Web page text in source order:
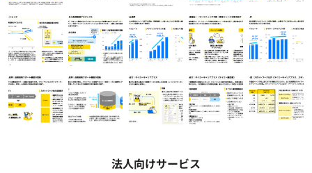
法人向けサービス